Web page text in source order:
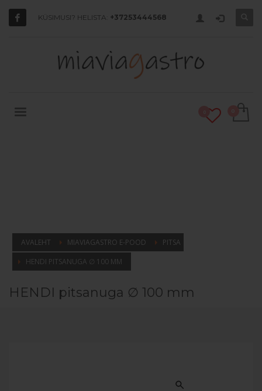
KÜSIMUSI? HELISTA: +37253444568
AVALEHT MIAVIAGASTRO E-POOD
PITSA
HENDI PITSANUGA ∅ 100 MM
HENDI pitsanuga ∅ 100 mm